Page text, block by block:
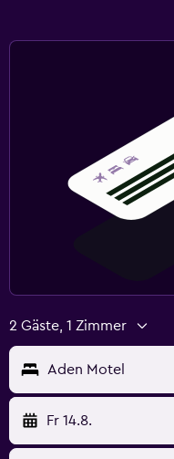
2 Gäste, 1 Zimmer
Aden Motel
Fr 14.8.